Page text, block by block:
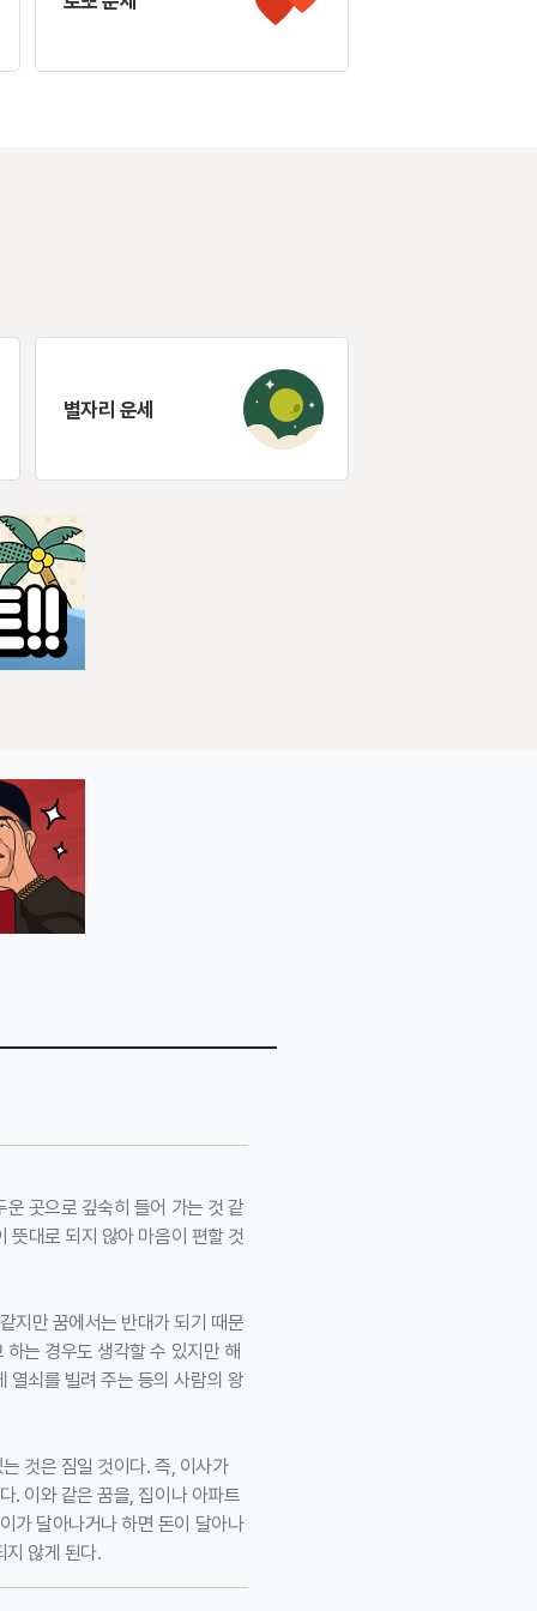
별자리 운세
곳으로 깊숙히 들어 가는 것 같
뜻대로 되지 않아 마음이 편할 것
지만 꿈에서는 반대가 되기 때문
는 경우도 생각할 수 있지만 해
열쇠를 빌려 주는 등의 사람의 왕
것은 짐일 것이다. 즉, 이사가
. 이와 같은 꿈을, 집이나 아파트
가 달아나거나 하면 돈이 달아나
지 않게 된다.